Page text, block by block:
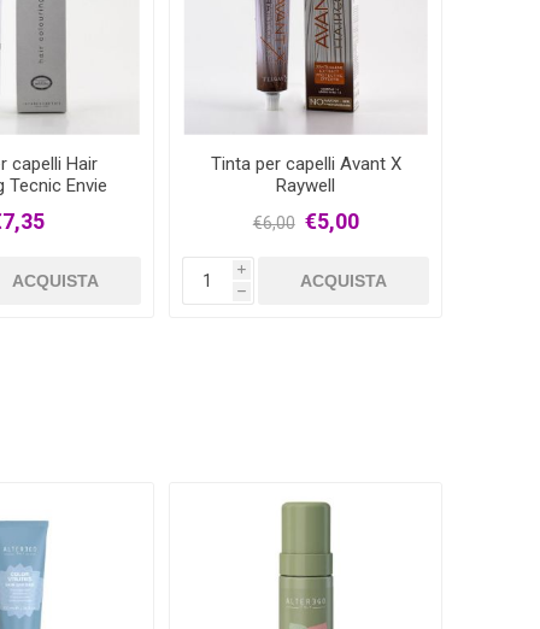
capelli Hair
Tecnic Envie
ACQUISTA
Tinta per capelli Avant X
Raywell
€6,00 €5,00
i
h
ACQUISTA